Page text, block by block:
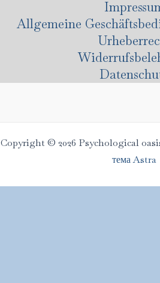
Allgemeine
Copyright © 2026 Psychological
тема Astra